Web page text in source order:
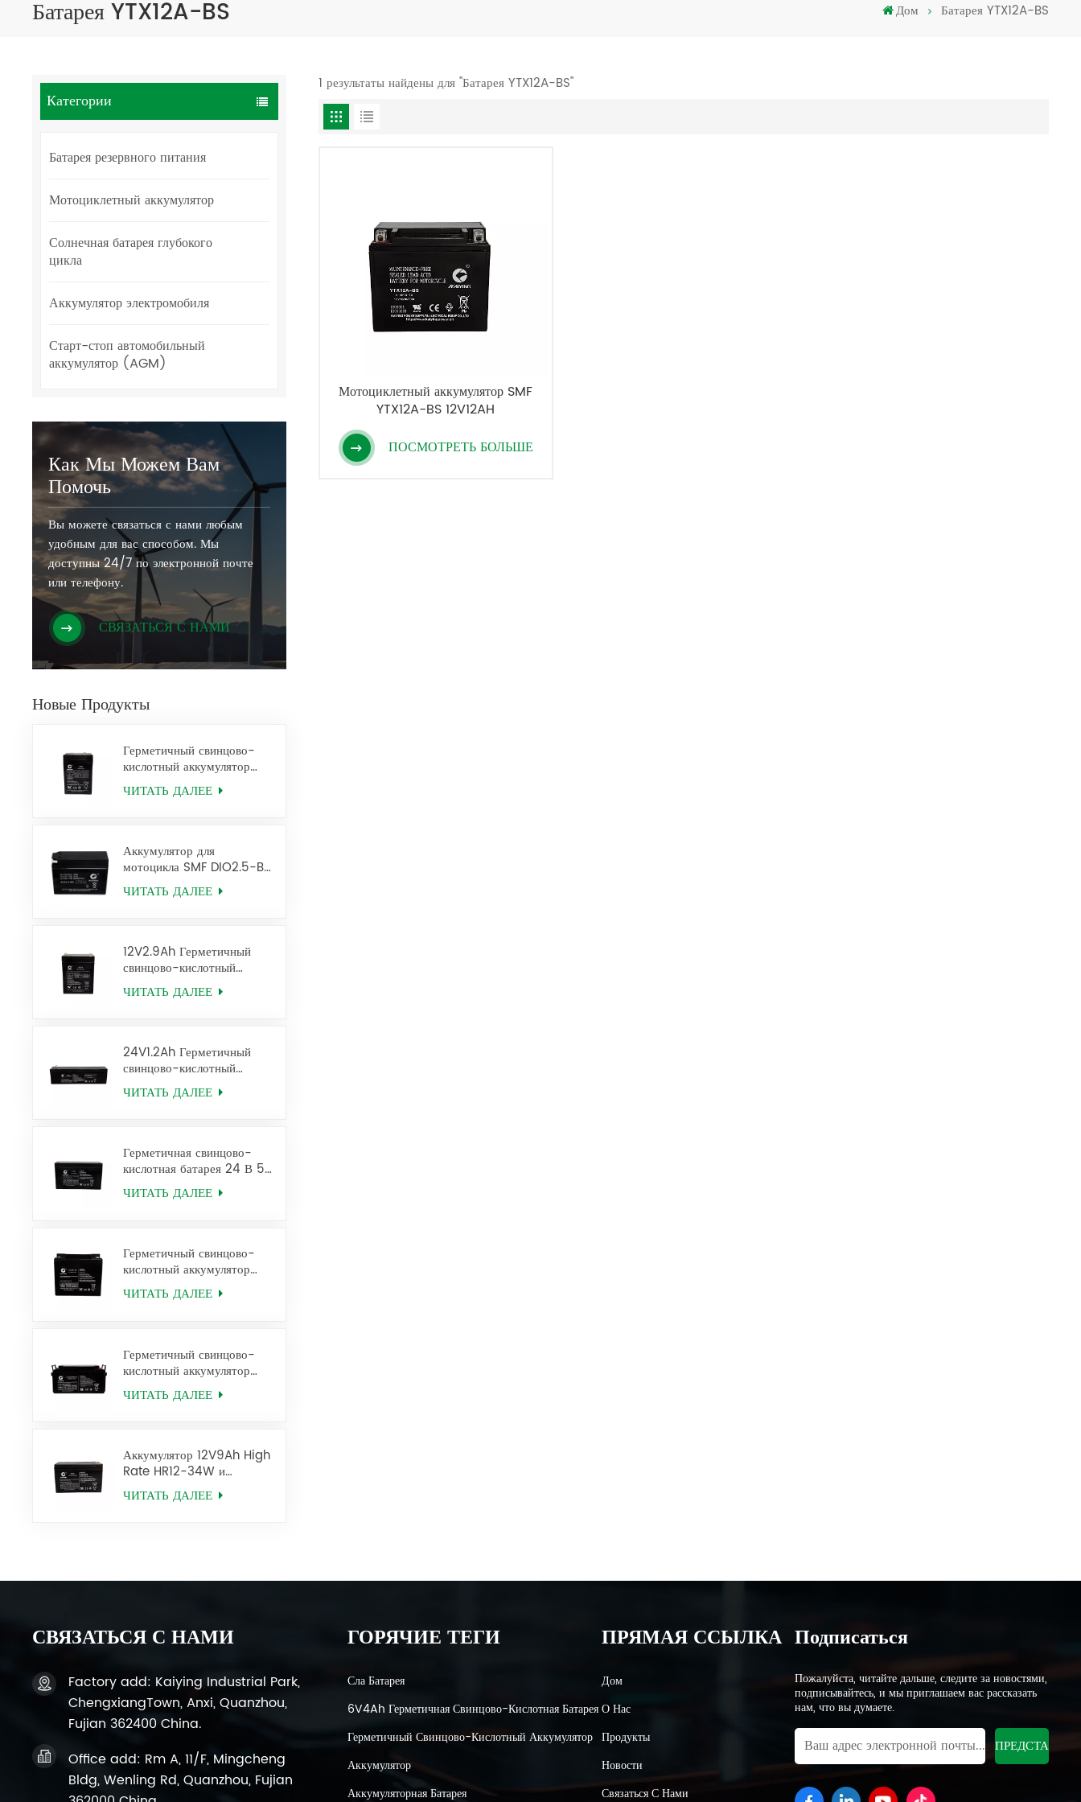
Türkçe
Батарея YTX12A-BS Дом Батарея YTX12A-BS
Категории
Батарея резервного питания
Мотоциклетный аккумулятор
Солнечная батарея глубокого
цикла
Аккумулятор электромобиля
Старт-стоп автомобильный
аккумулятор (AGM)
Как Мы Можем Вам
Помочь
Вы можете связаться с нами любым
удобным для вас способом. Мы
доступны 24/7 по электронной почте
или телефону.
СВЯЗАТЬСЯ С НАМИ
Новые Продукты
Герметичный свинцово-
кислотный аккумулятор
4V6Ah Аккумулятор Ups
2FM6
ЧИТАТЬ ДАЛЕЕ
Аккумулятор для
мотоцикла SMF DIO2.5-BS
12V2.5AH
ЧИТАТЬ ДАЛЕЕ
12V2.9Ah Герметичный
свинцово-кислотный
аккумулятор 6FM2.9 Ups
Battery
ЧИТАТЬ ДАЛЕЕ
24V1.2Ah Герметичный
свинцово-кислотный
аккумулятор 12FM1.2 Ups
Battery
ЧИТАТЬ ДАЛЕЕ
Герметичная свинцово-
кислотная батарея 24 В 5
Ач для ИБП 12 FM5
ЧИТАТЬ ДАЛЕЕ
Герметичный свинцово-
кислотный аккумулятор
12V38Ah 6FM38
ЧИТАТЬ ДАЛЕЕ
Герметичный свинцово-
кислотный аккумулятор
12V65Ah 6FM65
ЧИТАТЬ ДАЛЕЕ
Аккумулятор 12V9Ah High
Rate HR12-34W и
12V34W HR12-9 SLA AGM
ЧИТАТЬ ДАЛЕЕ
1 результаты найдены для "Батарея YTX12A-BS"
Мотоциклетный аккумулятор SMF
YTX12A-BS 12V12AH
ПОСМОТРЕТЬ БОЛЬШЕ
СВЯЗАТЬСЯ С НАМИ
Factory add: Kaiying Industrial Park,
ChengxiangTown, Anxi, Quanzhou,
Fujian 362400 China.
Office add: Rm A, 11/F, Mingcheng
Bldg, Wenling Rd, Quanzhou, Fujian
ГОРЯЧИЕ ТЕГИ
Сла Батарея
6V4Ah Герметичная Свинцово-Кислотная Батарея
Герметичный Свинцово-Кислотный Аккумулятор
Аккумулятор
Аккумуляторная Батарея
ПРЯМАЯ ССЫЛКА
Дом
О Нас
Продукты
Новости
Связаться С Нами
Подписаться
Пожалуйста, читайте дальше, следите за новостями,
подписывайтесь, и мы приглашаем вас рассказать
нам, что вы думаете.